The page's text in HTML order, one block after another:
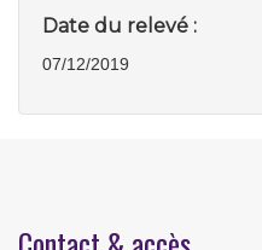
Date du relevé :
07/12/2019